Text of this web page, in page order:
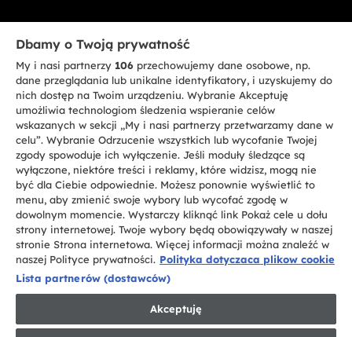
Bądź w kontakcie
ZAREJESTRUJ SIĘ TERAZ
CANDY HOOVER GROUP S.r.I. - jednoosobowa sp. z.o.o. - SIEDZIBA
STATUTOWA: Via Comolli, 57 - 20861 Brugherio (MB) - Włochy -
SIEDZIBY ADMINISTRACYJNE: Via Privata Eden Fumagalli bez
nadanego numeru - 20861 Brugherio (MB) i Via Trento nr 20/A-22 - 20871
Vimercate (MB) - Włochy - Tel.: +39.039.2086.1 - Faks: +39.039.2086.237 -
Kapitał zakładowy 35.000.000,00 € wpłacony w całości - Kod identyfikacji
podatkowej i nr wpisu do Rejestru przedsiębiorstw dla rejonu Mediolan-
Monza-Brianza-Lodi 04666310158 - NIP 00786860965 - Numer wpisu do
Repertorium Ekonomiczno - Administracyjnego REA: MB-1033934 -
Candy S.p.A.
PL / Polski
Dbamy o Twoją prywatność
My i nasi partnerzy 106 przechowujemy dane osobowe, np.
dane przeglądania lub unikalne identyfikatory, i uzyskujemy do
nich dostęp na Twoim urządzeniu. Wybranie Akceptuję
umożliwia technologiom śledzenia wspieranie celów
wskazanych w sekcji „My i nasi partnerzy przetwarzamy dane w
celu”. Wybranie Odrzucenie wszystkich lub wycofanie Twojej
zgody spowoduje ich wyłączenie. Jeśli moduły śledzące są
wyłączone, niektóre treści i reklamy, które widzisz, mogą nie
być dla Ciebie odpowiednie. Możesz ponownie wyświetlić to
menu, aby zmienić swoje wybory lub wycofać zgodę w
dowolnym momencie. Wystarczy kliknąć link Pokaż cele u dołu
strony internetowej. Twoje wybory będą obowiązywały w naszej
stronie Strona internetowa. Więcej informacji można znaleźć w
naszej Polityce prywatności. Polityka dotyczaca plikow cookie
Lista partnerów (dostawców)
Akceptuję